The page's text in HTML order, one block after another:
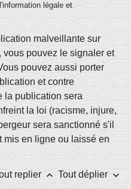
légale et
malveillante sur
vous pouvez le signaler et
pouvez aussi porter
et contre
la publication sera
la loi (racisme, injure,
sera sanctionné s'il
mis en ligne ou laissé en
replier keyboard_arrow_up Tout déplier keyboard_arrow_down